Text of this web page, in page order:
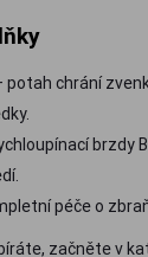
potah chrání
brzdy
péče o
začněte v